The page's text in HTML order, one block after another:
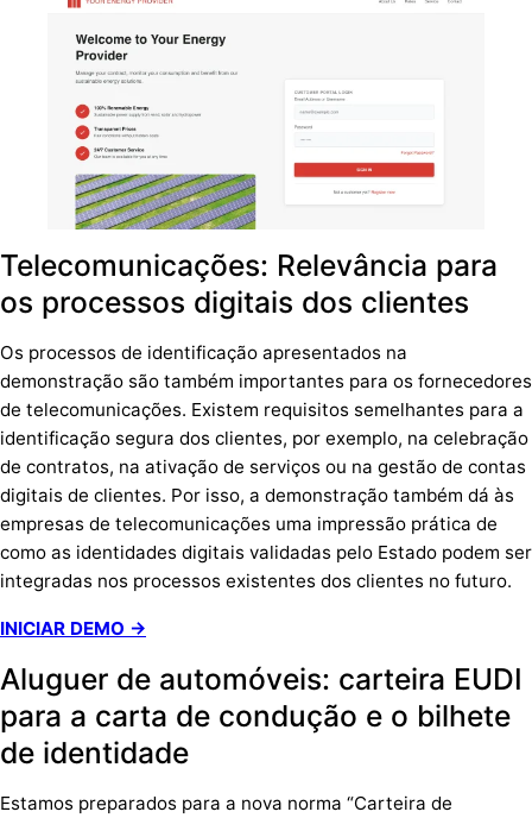
Telecomunicações: Relevância para
os processos digitais dos clientes
Os processos de identificação apresentados na
demonstração são também importantes para os fornecedores
de telecomunicações. Existem requisitos semelhantes para a
identificação segura dos clientes, por exemplo, na celebração
de contratos, na ativação de serviços ou na gestão de contas
digitais de clientes. Por isso, a demonstração também dá às
empresas de telecomunicações uma impressão prática de
como as identidades digitais validadas pelo Estado podem ser
integradas nos processos existentes dos clientes no futuro.
INICIAR DEMO →
Aluguer de automóveis: carteira EUDI
para a carta de condução e o bilhete
de identidade
Estamos preparados para a nova norma “Carteira de